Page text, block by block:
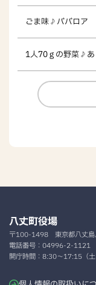
ごま味♪ババロア
1人70ｇの野菜♪
八丈町役場
〒100-1498 東京都八丈
電話番号： 04996-2-1121
開庁時間： 8:30～17:15（土